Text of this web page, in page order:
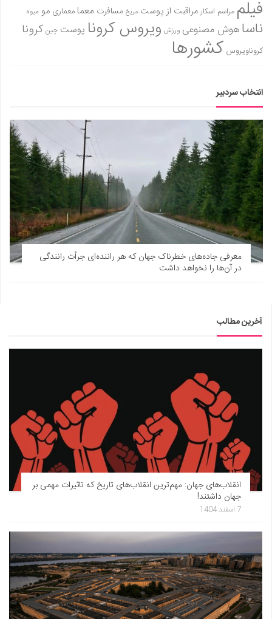
فیلم مراسم اسکارمراقبت از پوست مریخ مسافرت معمامعماری مو میوه
ناساهوش مصنوعی ورزش ویروس کرونا پوست چین کرونا
کروناویروس کشورها
انتخاب سردبیر
معرفی جاده‌های خطرناک جهان که هر راننده‌ای جرأت رانندگی
در آن‌ها را نخواهد داشت
آخرین مطالب
انقلاب‌های جهان: مهم‌ترین انقلاب‌های تاریخ که تاثیرات مهمی بر
جهان داشتند!
7 اسفند 1404